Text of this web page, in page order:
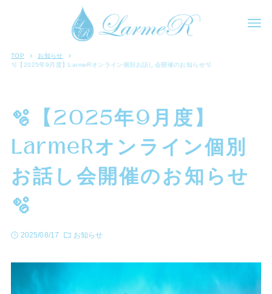
TOP
お知らせ
🫧【2025年9月度】LarmeRオンライン個別お話し会開催のお知らせ🫧
🫧【2025年9月度】
LarmeRオンライン個別
お話し会開催のお知らせ
🫧
2025/08/17 お知らせ